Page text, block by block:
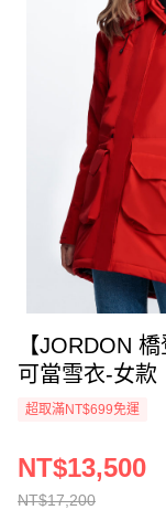
【JORDON
可當雪衣-女款
超取滿NT$699免運
NT$17,200
NT$13,500